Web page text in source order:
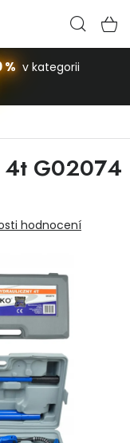
% v kategorii
4t G02074
hodnocení